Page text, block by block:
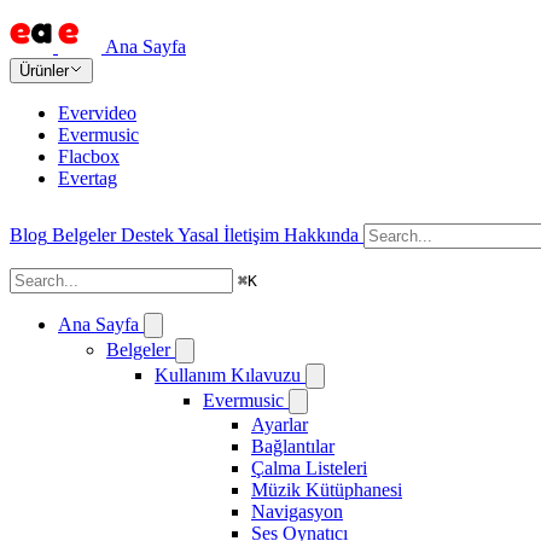
Ana Sayfa
Ürünler
Evervideo
Evermusic
Flacbox
Evertag
Blog Belgeler DestekYasal İletişim Hakkında
⌘K
Ana Sayfa
Belgeler
Kullanım Kılavuzu
Evermusic
Ayarlar
Bağlantılar
Çalma Listeleri
Müzik Kütüphanesi
Navigasyon
Ses Oynatıcı